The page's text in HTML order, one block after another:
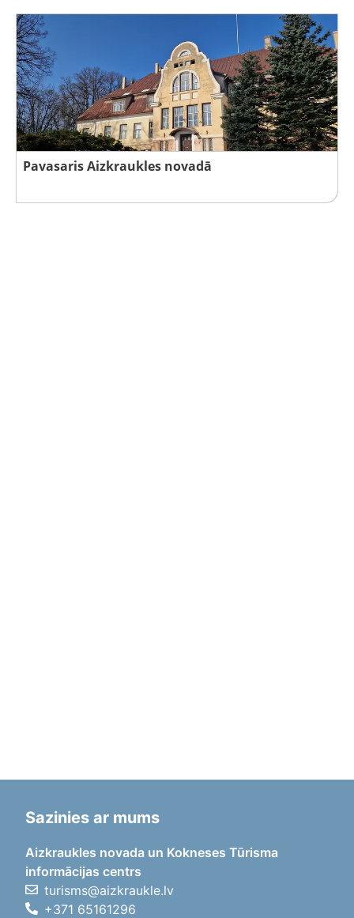
Pavasaris Aizkraukles novadā
Sazinies ar mums
Aizkraukles novada un Kokneses Tūrisma
informācijas centrs
turisms@aizkraukle.lv
+371 65161296